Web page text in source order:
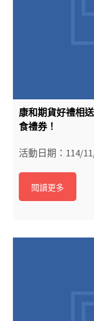
康和期貨好禮相
食禮券！
活動日期：114/
閱讀更多